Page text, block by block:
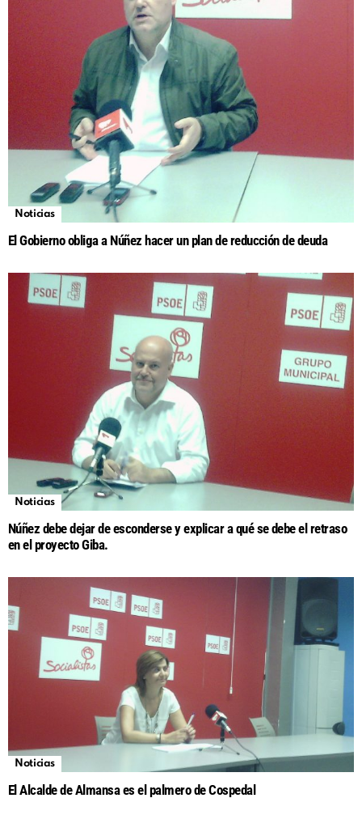
Noticias
El Gobierno obliga a Núñez hacer un plan de reducción de deuda
Noticias
Núñez debe dejar de esconderse y explicar a qué se debe el retraso
en el proyecto Giba.
Noticias
El Alcalde de Almansa es el palmero de Cospedal